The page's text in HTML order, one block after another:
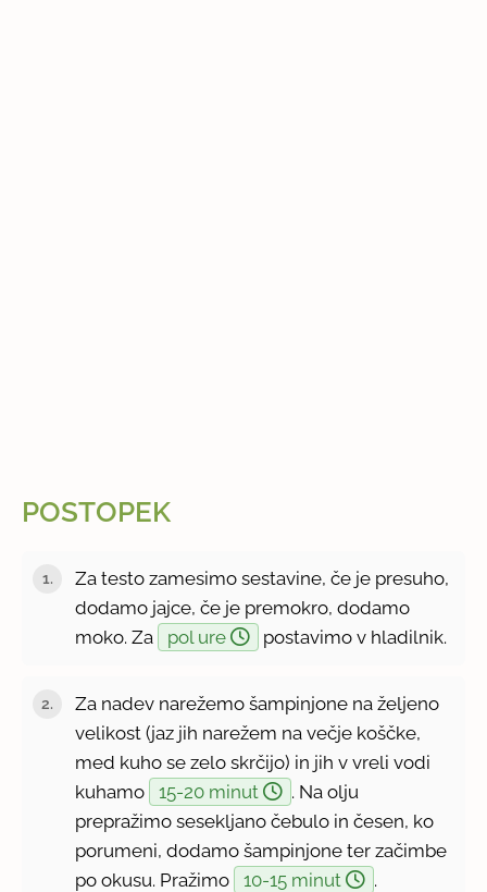
POSTOPEK
Za testo zamesimo sestavine, če je presuho,
dodamo jajce, če je premokro, dodamo
moko. Za
pol ure postavimo v hladilnik.
Za nadev narežemo šampinjone na željeno
velikost (jaz jih narežem na večje koščke,
med kuho se zelo skrčijo) in jih v vreli vodi
kuhamo
15-20 minut
. Na olju
prepražimo sesekljano čebulo in česen, ko
porumeni, dodamo šampinjone ter začimbe
po okusu. Pražimo
10-15 minut
.